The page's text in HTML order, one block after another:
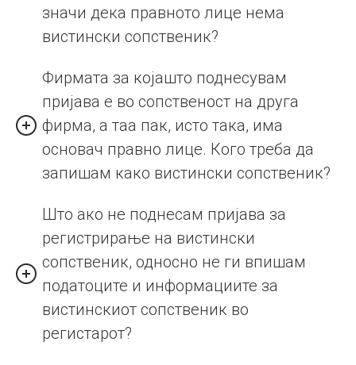
значи дека правното лице нема
вистински сопственик?
Фирмата за којашто поднесувам
пријава е во сопственост на друга
фирма, а таа пак, исто така, има
основач правно лице. Кого треба да
запишам како вистински сопственик?
Што ако не поднесам пријава за
регистрирање на вистински
сопственик, односно не ги впишам
податоците и информациите за
вистинскиот сопственик во
регистарот?